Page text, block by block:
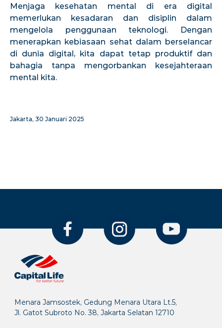
Menjaga kesehatan mental di era digital
memerlukan kesadaran dan disiplin dalam
mengelola penggunaan teknologi. Dengan
menerapkan kebiasaan sehat dalam berselancar
di dunia digital, kita dapat tetap produktif dan
bahagia tanpa mengorbankan kesejahteraan
mental kita.
Jakarta, 30 Januari 2025
Menara Jamsostek, Gedung Menara Utara Lt.5,
Jl. Gatot Subroto No. 38, Jakarta Selatan 12710